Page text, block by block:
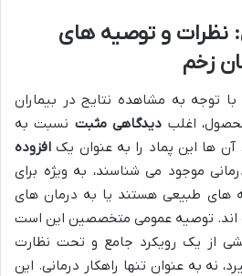
نظرات و توصیه های
زخم
توجه به مشاهده نتایج در بیماران
اغلب دیدگاهی مثبت نسبت به
آن ها این پماد را به عنوان یک افزوده
موجود می شناسند، به ویژه برای
های طبیعی هستند یا به درمان های
اند. توصیه عمومی متخصصین این است
از یک رویکرد جامع و تحت نظارت
نه به عنوان تنها راهکار درمانی. این